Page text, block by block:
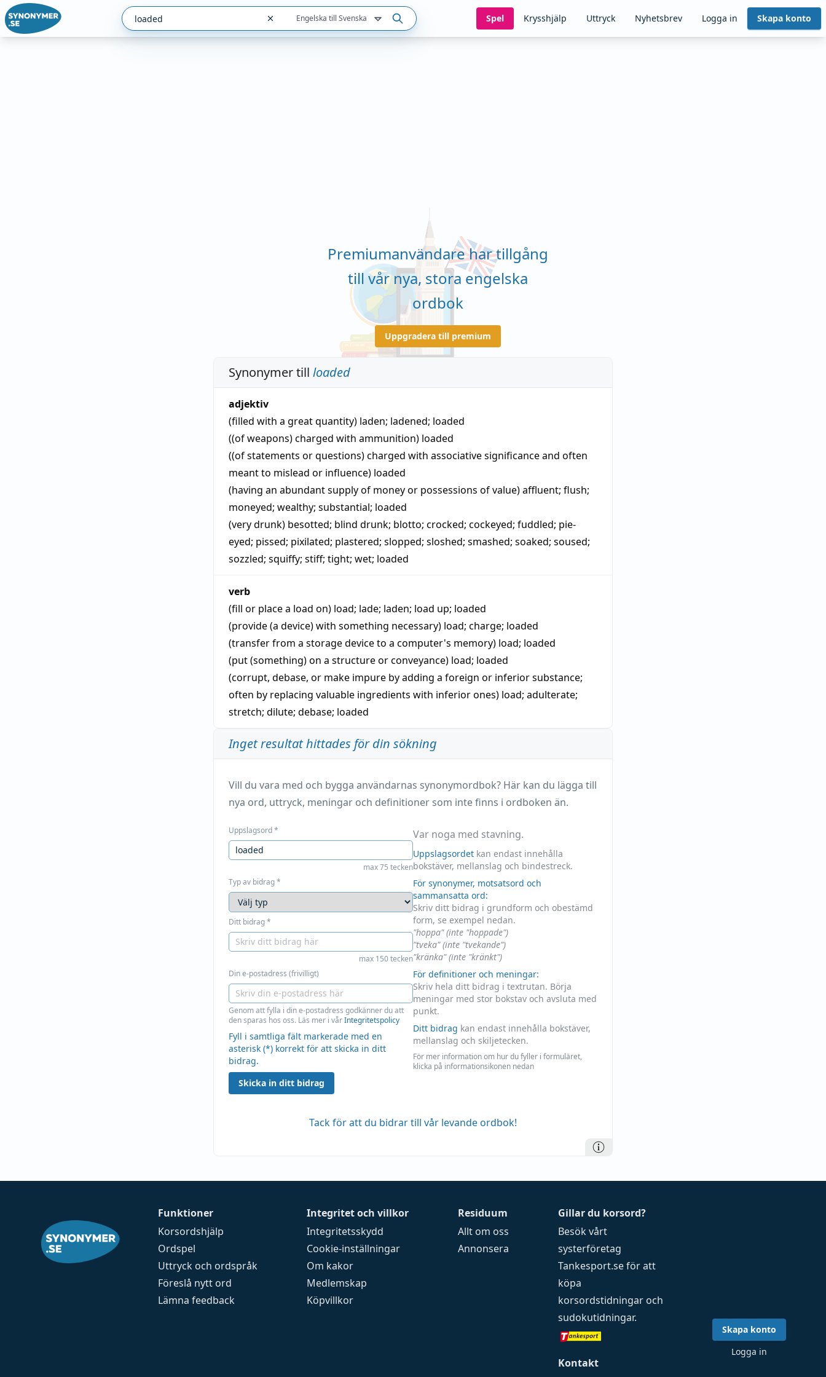
Engelska till Svenska Spel Krysshjälp Uttryck Nyhetsbrev Logga in Skapa konto
Premiumanvändare har tillgång
till vår nya, stora engelska
ordbok
Uppgradera till premium
Synonymer till loaded
adjektiv
(filled with a great quantity) laden; ladened; loaded
((of weapons) charged with ammunition) loaded
((of statements or questions) charged with associative significance and often
meant to mislead or influence) loaded
(having an abundant supply of money or possessions of value)affluent; flush;
moneyed; wealthy; substantial; loaded
(very drunk) besotted; blind drunk; blotto; crocked; cockeyed; fuddled; pie-
eyed; pissed; pixilated; plastered; slopped; sloshed; smashed; soaked; soused;
sozzled; squiffy; stiff; tight; wet; loaded
verb
(fill or place a load on) load; lade; laden; load up; loaded
(provide (a device) with something necessary) load; charge; loaded
(transfer from a storage device to a computer's memory) load; loaded
(put (something) on a structure or conveyance) load; loaded
(corrupt, debase, or make impure by adding a foreign or inferior substance;
often by replacing valuable ingredients with inferior ones) load; adulterate;
stretch; dilute; debase; loaded
Inget resultat hittades för din sökning
Vill du vara med och bygga användarnas synonymordbok? Här kan du lägga till
nya ord, uttryck, meningar och definitioner som inte finns i ordboken än.
Uppslagsord*
max 75 tecken
Typ av bidrag*
Ditt bidrag*
max 150 tecken
Din e-postadress (frivilligt)
Genom att fylla i din e-postadress godkänner du att
den sparas hos oss. Läs mer i vårIntegritetspolicy
Fyll i samtliga fält markerade med en
asterisk (*) korrekt för att skicka in ditt
bidrag.
Skicka in ditt bidrag
Var noga med stavning.
Uppslagsordet kan endast innehålla
bokstäver, mellanslag och bindestreck.
För synonymer, motsatsord och
sammansatta ord:
Skriv ditt bidrag i grundform och obestämd
form, se exempel nedan.
"hoppa" (inte "hoppade")
"tveka" (inte "tvekande")
"kränka" (inte "kränkt")
För definitioner och meningar:
Skriv hela ditt bidrag i textrutan. Börja
meningar med stor bokstav och avsluta med
punkt.
Ditt bidrag kan endast innehålla bokstäver,
mellanslag och skiljetecken.
För mer information om hur du fyller i formuläret,
klicka på informationsikonen nedan
Tack för att du bidrar till vår levande ordbok!
Funktioner
Korsordshjälp
Ordspel
Uttryck och ordspråk
Föreslå nytt ord
Lämna feedback
Integritet och villkor
Integritetsskydd
Cookie-inställningar
Om kakor
Medlemskap
Köpvillkor
Residuum
Allt om oss
Annonsera
Gillar du korsord?
Besök vårt
systerföretag
Tankesport.seför att
köpa
korsordstidningar och
sudokutidningar.
Kontakt
Skapa konto
Logga in